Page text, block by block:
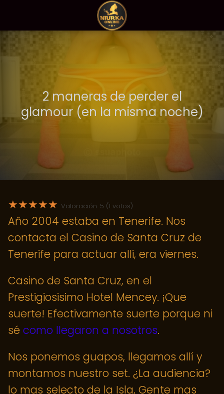
2 maneras de perder el
glamour (en la misma noche)
★★★★★ Valoración: 5 (1 votos)
Año 2004 estaba en Tenerife. Nos
contacta el Casino de Santa Cruz de
Tenerife para actuar alli, era viernes.
Casino de Santa Cruz, en el
Prestigiosisimo Hotel Mencey. ¡Que
suerte! Efectivamente suerte porque ni
sé como llegaron a nosotros.
Nos ponemos guapos, llegamos allí y
montamos nuestro set. ¿La audiencia?
lo mas selecto de la Isla, Gente mas